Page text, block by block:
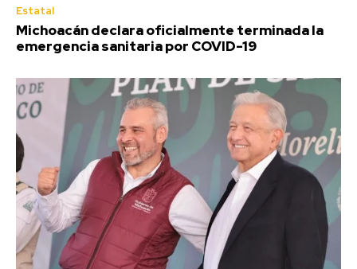
Estatal
Michoacán declara oficialmente terminada la
emergencia sanitaria por COVID-19